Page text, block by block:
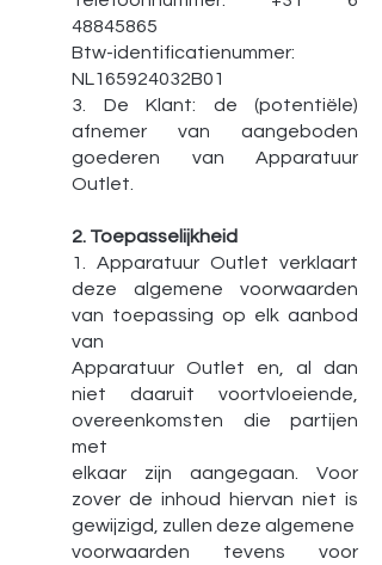
48845865
Btw-identificatienummer:
NL165924032B01
3. De Klant: de (potentiële)
afnemer van aangeboden
goederen van Apparatuur
Outlet.
2. Toepasselijkheid
1. Apparatuur Outlet verklaart
deze algemene voorwaarden
van toepassing op elk aanbod
van
Apparatuur Outlet en, al dan
niet daaruit voortvloeiende,
overeenkomsten die partijen
met
elkaar zijn aangegaan. Voor
zover de inhoud hiervan niet is
gewijzigd, zullen deze algemene
voorwaarden tevens voor